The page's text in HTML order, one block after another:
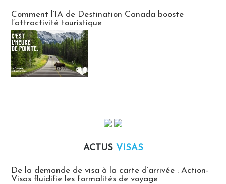
Comment l’IA de Destination Canada booste
l’attractivité touristique
ACTUS VISAS
De la demande de visa à la carte d’arrivée : Action-
Visas fluidifie les formalités de voyage